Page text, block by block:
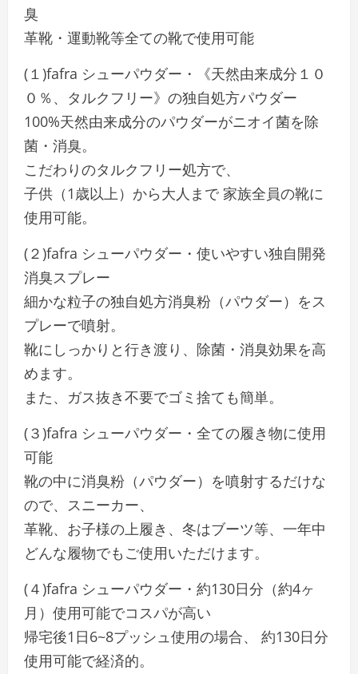
臭
革靴・運動靴等全ての靴で使用可能
(１)fafra シューパウダー・《天然由来成分１０
０％、タルクフリー》の独自処方パウダー
100%天然由来成分のパウダーがニオイ菌を除
菌・消臭。
こだわりのタルクフリー処方で、
子供（1歳以上）から大人まで 家族全員の靴に
使用可能。
(２)fafra シューパウダー・使いやすい独自開発
消臭スプレー
細かな粒子の独自処方消臭粉（パウダー）をス
プレーで噴射。
靴にしっかりと行き渡り、除菌・消臭効果を高
めます。
また、ガス抜き不要でゴミ捨ても簡単。
(３)fafra シューパウダー・全ての履き物に使用
可能
靴の中に消臭粉（パウダー）を噴射するだけな
ので、スニーカー、
革靴、お子様の上履き、冬はブーツ等、一年中
どんな履物でもご使用いただけます。
(４)fafra シューパウダー・約130日分（約4ヶ
月）使用可能でコスパが高い
帰宅後1日6~8プッシュ使用の場合、 約130日分
使用可能で経済的。